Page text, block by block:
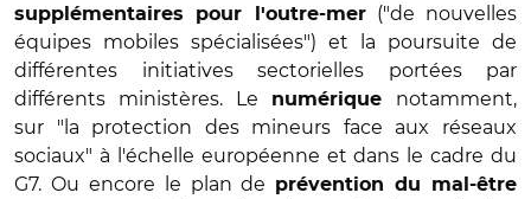
supplémentaires pour l'outre-mer("de nouvelles
équipes mobiles spécialisées") et la poursuite de
différentes initiatives sectorielles portées par
différents ministères. Le
numérique notamment,
sur "la protection des mineurs face aux réseaux
sociaux" à l'échelle européenne et dans le cadre du
G7. Ou encore le plan de
prévention du mal-être